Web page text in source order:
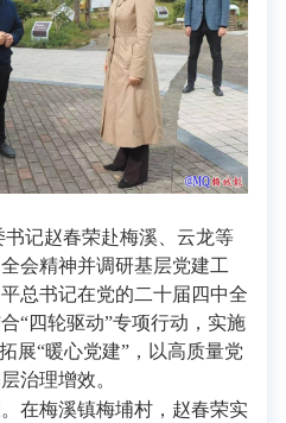
记赵春荣赴梅溪、云龙等
会精神并调研基层党建工
总书记在党的二十届四中全
“四轮驱动”专项行动，实施
展“暖心党建”，以高质量党
治理增效。
梅溪镇梅埔村，赵春荣实